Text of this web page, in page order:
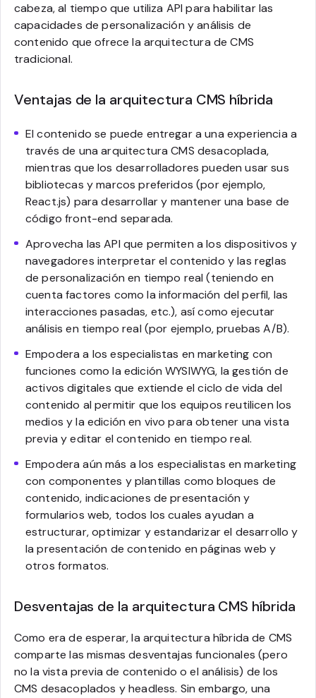
cabeza, al tiempo que utiliza API para habilitar las
capacidades de personalización y análisis de
contenido que ofrece la arquitectura de CMS
tradicional.
Ventajas de la arquitectura CMS híbrida
El contenido se puede entregar a una experiencia a
través de una arquitectura CMS desacoplada,
mientras que los desarrolladores pueden usar sus
bibliotecas y marcos preferidos (por ejemplo,
React.js) para desarrollar y mantener una base de
código front-end separada.
Aprovecha las API que permiten a los dispositivos y
navegadores interpretar el contenido y las reglas
de personalización en tiempo real (teniendo en
cuenta factores como la información del perfil, las
interacciones pasadas, etc.), así como ejecutar
análisis en tiempo real (por ejemplo, pruebas A/B).
Empodera a los especialistas en marketing con
funciones como la edición WYSIWYG, la gestión de
activos digitales que extiende el ciclo de vida del
contenido al permitir que los equipos reutilicen los
medios y la edición en vivo para obtener una vista
previa y editar el contenido en tiempo real.
Empodera aún más a los especialistas en marketing
con componentes y plantillas como bloques de
contenido, indicaciones de presentación y
formularios web, todos los cuales ayudan a
estructurar, optimizar y estandarizar el desarrollo y
la presentación de contenido en páginas web y
otros formatos.
Desventajas de la arquitectura CMS híbrida
Como era de esperar, la arquitectura híbrida de CMS
comparte las mismas desventajas funcionales (pero
no la vista previa de contenido o el análisis) de los
CMS desacoplados y headless. Sin embargo, una